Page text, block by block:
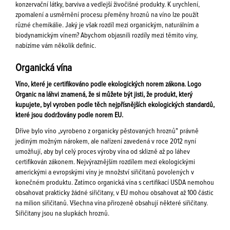
konzervační látky, barviva a vedlejší živočišné produkty. K urychlení,
zpomalení a usměrnění procesu přeměny hroznů na víno lze použít
různé chemikálie. Jaký je však rozdíl mezi organickým, naturálním a
biodynamickým vínem? Abychom objasnili rozdíly mezi těmito víny,
nabízíme vám několik definic.
Organická vína
Víno, které je certifikováno podle ekologických norem zákona. Logo
Organic na láhvi znamená, že si můžete být jisti, že produkt, který
kupujete, byl vyroben podle těch nejpřísnějších ekologických standardů,
které jsou dodržovány podle norem EU.
Dříve bylo víno „vyrobeno z organicky pěstovaných hroznů" právně
jediným možným nárokem, ale nařízení zavedená v roce 2012 nyní
umožňují, aby byl celý proces výroby vína od sklizně až po láhev
certifikován zákonem. Nejvýraznějším rozdílem mezi ekologickými
americkými a evropskými víny je množství siřičitanů povolených v
konečném produktu. Zatímco organická vína s certifikací USDA nemohou
obsahovat prakticky žádné siřičitany, v EU mohou obsahovat až 100 částic
na milion siřičitanů. Všechna vína přirozeně obsahují některé siřičitany.
Siřičitany jsou na slupkách hroznů.